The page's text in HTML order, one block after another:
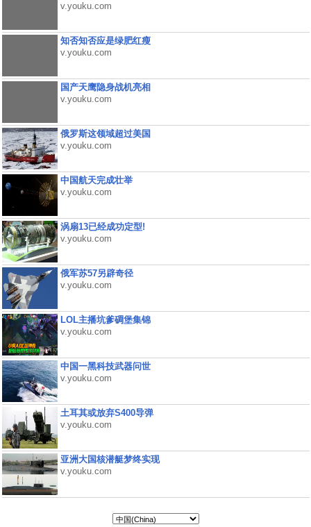
v.youku.com
知否知否应是绿肥红瘦
v.youku.com
国产天鹰隐身战机亮相
v.youku.com
俄罗斯这领域超过美国
v.youku.com
中国航天完成壮举
v.youku.com
涡扇13已经成功定型!
v.youku.com
俄军苏57另辟奇径
v.youku.com
LOL主播坑爹碉堡集锦
v.youku.com
中国一黑科技武器问世
v.youku.com
土耳其或放弃S400导弹
v.youku.com
亚洲大国核潜艇梦终实现
v.youku.com